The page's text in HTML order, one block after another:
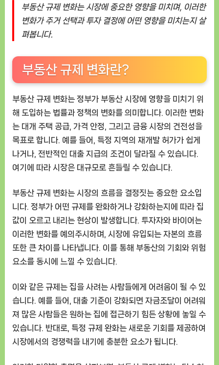
한
시
부동산 규제 변화는 시장에 중요한 영향을 미치며, 이러한
변화가 주거 선택과 투자 결정에 어떤 영향을 미치는지 살
펴봅니다.
부동산 규제 변화란?
부동산 규제 변화는 정부가 부동산 시장에 영향을 미치기 위
해 도입하는 법률과 정책의 변화를 의미합니다. 이러한 변화
는 대개 주택 공급, 가격 안정, 그리고 금융 시장의 건전성을
목표로 합니다. 예를 들어, 특정 지역의 재개발 허가가 쉽게
나거나, 전반적인 대출 지급의 조건이 달라질 수 있습니다.
여기에 따라 시장은 대규모로 흔들릴 수 있습니다.
부동산 규제 변화는 시장의 흐름을 결정짓는 중요한 요소입
니다. 정부가 어떤 규제를 완화하거나 강화하는지에 따라 집
값이 오르고 내리는 현상이 발생합니다. 투자자와 바이어는
이러한 변화를 예의주시하며, 시장에 유입되는 자본의 흐름
또한 큰 차이를 나타냅니다. 이를 통해 부동산의 기회와 위험
요소를 동시에 느낄 수 있습니다.
이와 같은 규제는 집을 사려는 사람들에게 어려움이 될 수 있
습니다. 예를 들어, 대출 기준이 강화되면 자금조달이 어려워
져 많은 사람들은 원하는 집에 접근하기 힘든 상황에 놓일 수
있습니다. 반대로, 특정 규제 완화는 새로운 기회를 제공하여
시장에서의 경쟁력을 내기에 충분한 요소가 됩니다.